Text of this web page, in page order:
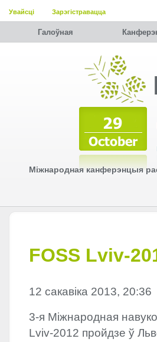
Увайсці Зарэгістравацца
Галоўная
Міжнародная канферэнцыя
FOSS Lviv-
12 сакавіка 2013, 20:36
3-я Міжнародная
Lviv-2012 пройдзе ў